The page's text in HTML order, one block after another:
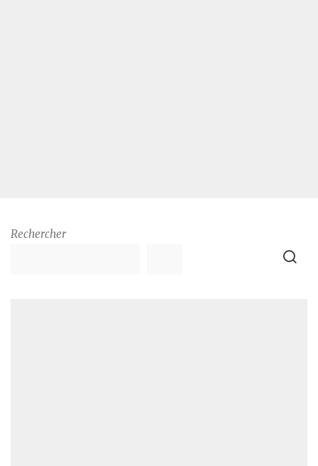
Rechercher